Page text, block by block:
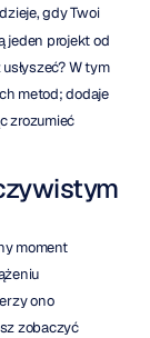
gdy Twoi
jeden projekt od
W tym
metod; dodaje
zrozumieć
moment
ono
zobaczyć